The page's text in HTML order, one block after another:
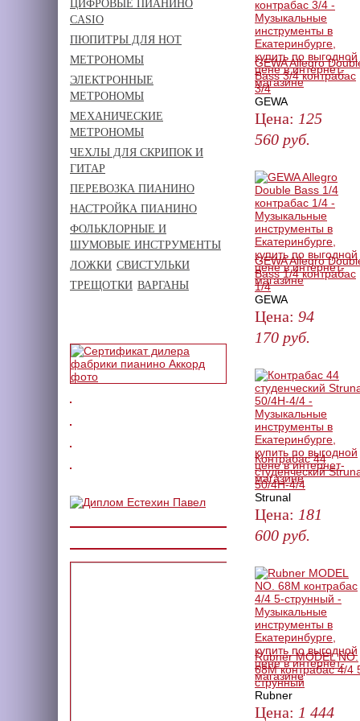
GEWA Allegro
Bass 3/4 контрабас
3/4
GEWA
Цена: 125
560 руб.
GEWA Allegro
Bass 1/4 контрабас
1/4
GEWA
Цена: 94
170 руб.
Контрабас 44
студенческий
50/4H-4/4
Strunal
Цена: 181
600 руб.
Rubner MODEL NO.
68M контрабас 4/4
струнный
Rubner
Цена: 1 444
ЦИФРОВЫЕ ПИАНИНО
CASIO
ПЮПИТРЫ ДЛЯ НОТ
МЕТРОНОМЫ
ЭЛЕКТРОННЫЕ
МЕТРОНОМЫ
МЕХАНИЧЕСКИЕ
МЕТРОНОМЫ
ЧЕХЛЫ ДЛЯ СКРИПОК И
ГИТАР
ПЕРЕВОЗКА ПИАНИНО
НАСТРОЙКА ПИАНИНО
ФОЛЬКЛОРНЫЕ И
ШУМОВЫЕ ИНСТРУМЕНТЫ
ЛОЖКИ СВИСТУЛЬКИ
ТРЕЩОТКИ ВАРГАНЫ